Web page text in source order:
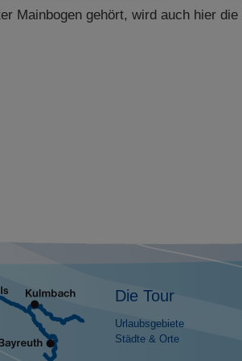
Mainbogen gehört, wird auch hier
Die Tour
Urlaubsgebiete
Städte & Orte